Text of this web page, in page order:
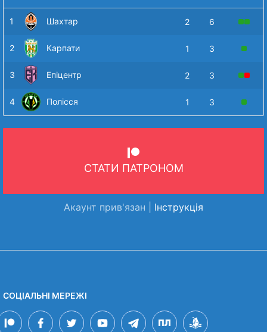
1 Шахтар 2 6
2 Карпати 1 3
3 Епіцентр 2 3
4 Полісся 1 3
СТАТИ ПАТРОНОМ
Акаунт прив'язан | Інструкція
СОЦІАЛЬНІ МЕРЕЖІ